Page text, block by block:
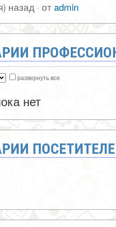
назад · отadmin
развернуть все
нет